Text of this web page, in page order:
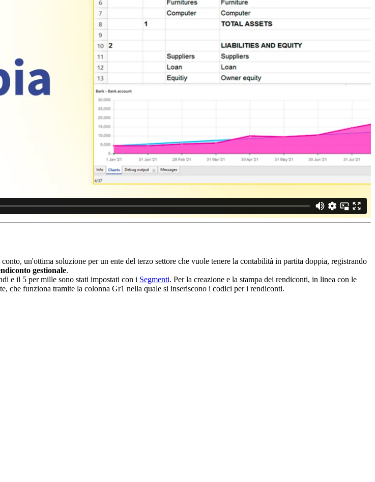
un'ottima soluzione per un ente del terzo settore che vuole tenere la contabilità in partita doppia, registrando
gestionale.
e il 5 per mille sono stati impostati con i Segmenti. Per la creazione e la stampa dei rendiconti, in linea con le
che funziona tramite la colonna Gr1 nella quale si inseriscono i codici per i rendiconti.